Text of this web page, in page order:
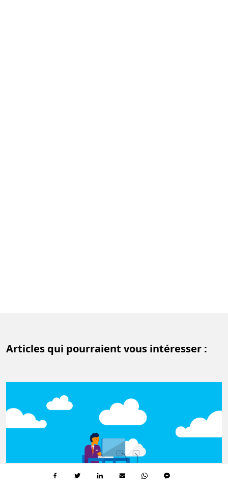
Articles qui pourraient vous intéresser :